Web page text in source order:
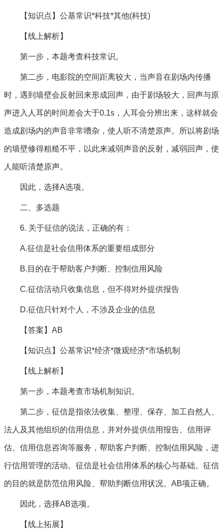
【知识点】公基常识*科技*其他(科技)
【线上解析】
第一步，本题考查科技常识。
第二步，电影院的空间距离较大，当声音在剧场内传播
时，遇到墙壁会反射回来形成回声，由于剧场较大，回声与原
声进入人耳的时间差会大于0.1s，人耳会分辨出来，这样就会
造成剧场内的声音非常嘈杂，使人听不清楚原声。所以将剧场
的墙壁修得粗糙不平，以此来减弱声音的反射，减弱回声，使
人能听清楚原声。
因此，选择A选项。
二、多选题
6. 关于征信的说法，正确的有：
A.征信是社会信用体系的重要组成部分
B.目的在于帮助客户判断、控制信用风险
C.征信活动只收集信息，但不得对外提供报告
D.征信只针对个人，不涉及企业的信息
【答案】AB
【知识点】公基常识*经济*微观经济*市场机制
【线上解析】
第一步，本题考查市场机制知识。
第二步，征信是指依法收集、整理、保存、加工自然人、
法人及其他组织的信用信息，并对外提供信用报告、信用评
估、信用信息咨询等服务，帮助客户判断、控制信用风险，进
行信用管理的活动。征信是社会信用体系的核心与基础。征信
的目的就是防范信用风险、帮助判断信用状况。AB项正确。
因此，选择AB选项。
【线上拓展】